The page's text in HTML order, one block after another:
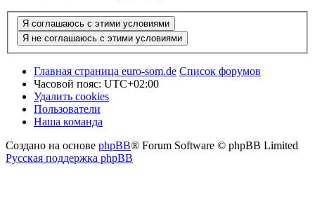
Главная страница euro-som.de Список форумов
Часовой пояс: UTC+02:00
Удалить cookies
Пользователи
Наша команда
Создано на основе phpBB® Forum Software © phpBB Limited
Русская поддержка phpBB